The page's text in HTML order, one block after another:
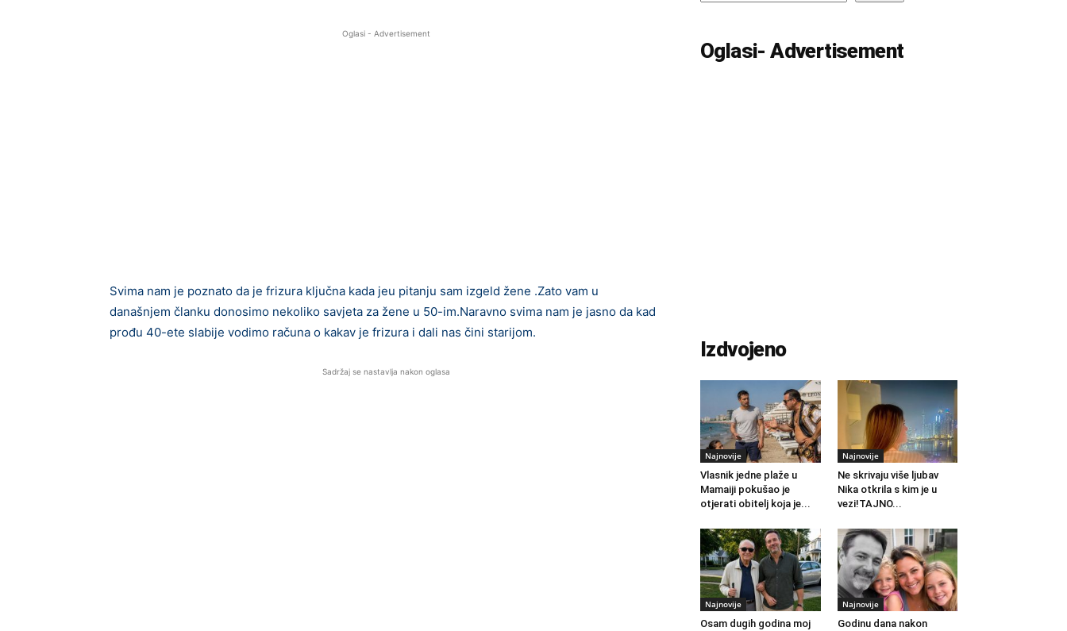
Oglasi - Advertisement
Svima nam je poznato da je frizura ključna kada jeu pitanju sam izgeld žene .Zato vam u
današnjem članku donosimo nekoliko savjeta za žene u 50-im.Naravno svima nam je jasno da kad
prođu 40-ete slabije vodimo računa o kakav je frizura i dali nas čini starijom.
Sadržaj se nastavlja nakon oglasa
Oglasi- Advertisement
Izdvojeno
Najnovije
Vlasnik jedne plaže u
Mamaiji pokušao je
otjerati obitelj koja je...
Najnovije
Ne skrivaju više ljubav
Nika otkrila s kim je u
vezi!TAJNO...
Najnovije
Osam dugih godina moj
Najnovije
Godinu dana nakon